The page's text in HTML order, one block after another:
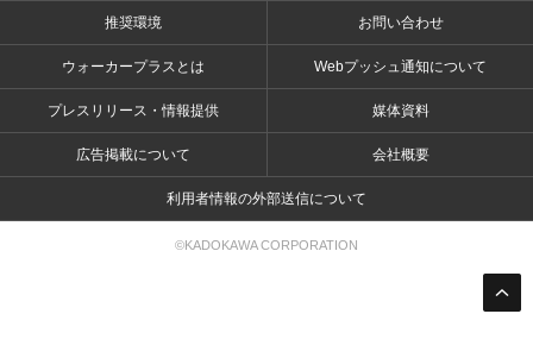
推奨環境 お問い合わせ
ウォーカープラスとは Webプッシュ通知について
プレスリリース・情報提供 媒体資料
広告掲載について 会社概要
利用者情報の外部送信について
©KADOKAWA CORPORATION